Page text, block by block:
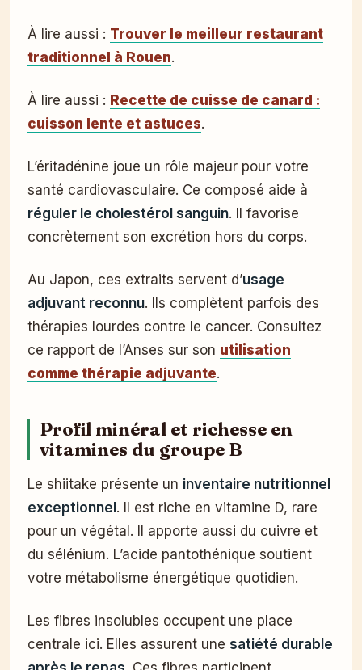
À lire aussi : Trouver le meilleur restaurant
traditionnel à Rouen.
À lire aussi : Recette de cuisse de canard :
cuisson lente et astuces.
L’éritadénine joue un rôle majeur pour votre
santé cardiovasculaire. Ce composé aide à
réguler le cholestérol sanguin. Il favorise
concrètement son excrétion hors du corps.
Au Japon, ces extraits servent d’usage
adjuvant reconnu. Ils complètent parfois des
thérapies lourdes contre le cancer. Consultez
ce rapport de l’Anses sur son utilisation
comme thérapie adjuvante.
Profil minéral et richesse en
vitamines du groupe B
Le shiitake présente un inventaire nutritionnel
exceptionnel. Il est riche en vitamine D, rare
pour un végétal. Il apporte aussi du cuivre et
du sélénium. L’acide pantothénique soutient
votre métabolisme énergétique quotidien.
Les fibres insolubles occupent une place
centrale ici. Elles assurent une satiété durable